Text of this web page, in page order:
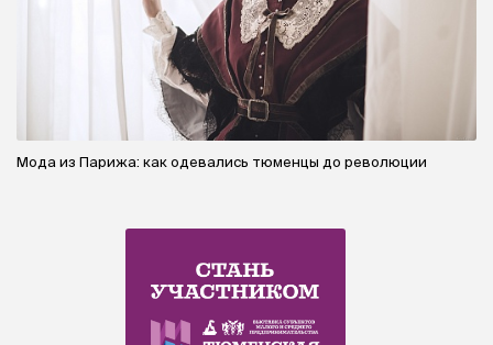
Мода из Парижа: как одевались тюменцы до революции